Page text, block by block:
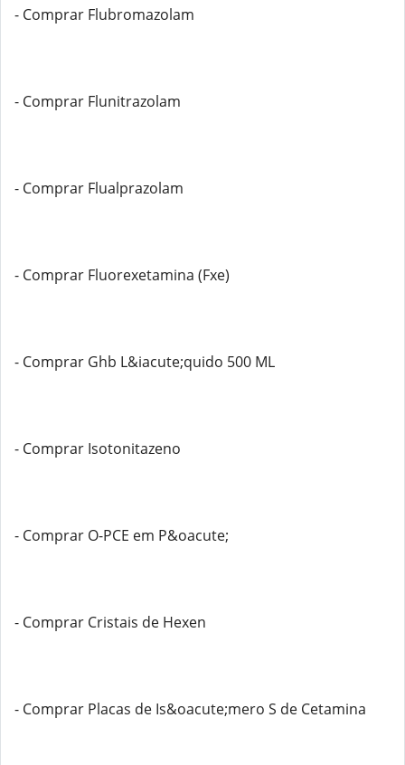
- Comprar Flubromazolam
- Comprar Flunitrazolam
- Comprar Flualprazolam
- Comprar Fluorexetamina (Fxe)
- Comprar Ghb L&iacute;quido 500 ML
- Comprar Isotonitazeno
- Comprar O-PCE em P&oacute;
- Comprar Cristais de Hexen
- Comprar Placas de Is&oacute;mero S de Cetamina